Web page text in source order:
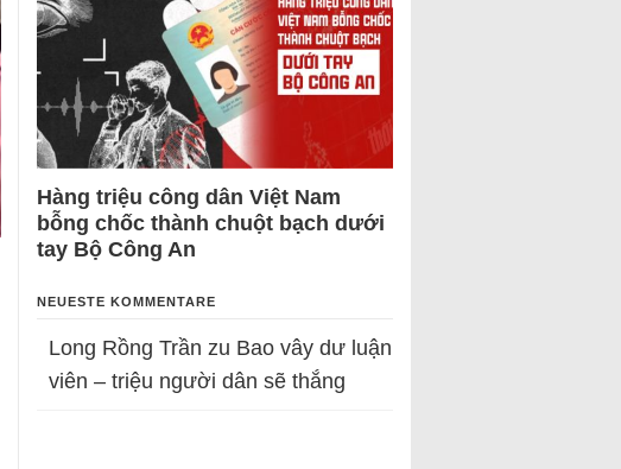
Hàng triệu công dân Việt Nam
bỗng chốc thành chuột bạch dưới
tay Bộ Công An
NEUESTE KOMMENTARE
Long Rồng Trần zu Bao vây dư luận
viên – triệu người dân sẽ thắng